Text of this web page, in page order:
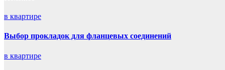
в квартире
Выбор прокладок для фланцевых соединений
в квартире